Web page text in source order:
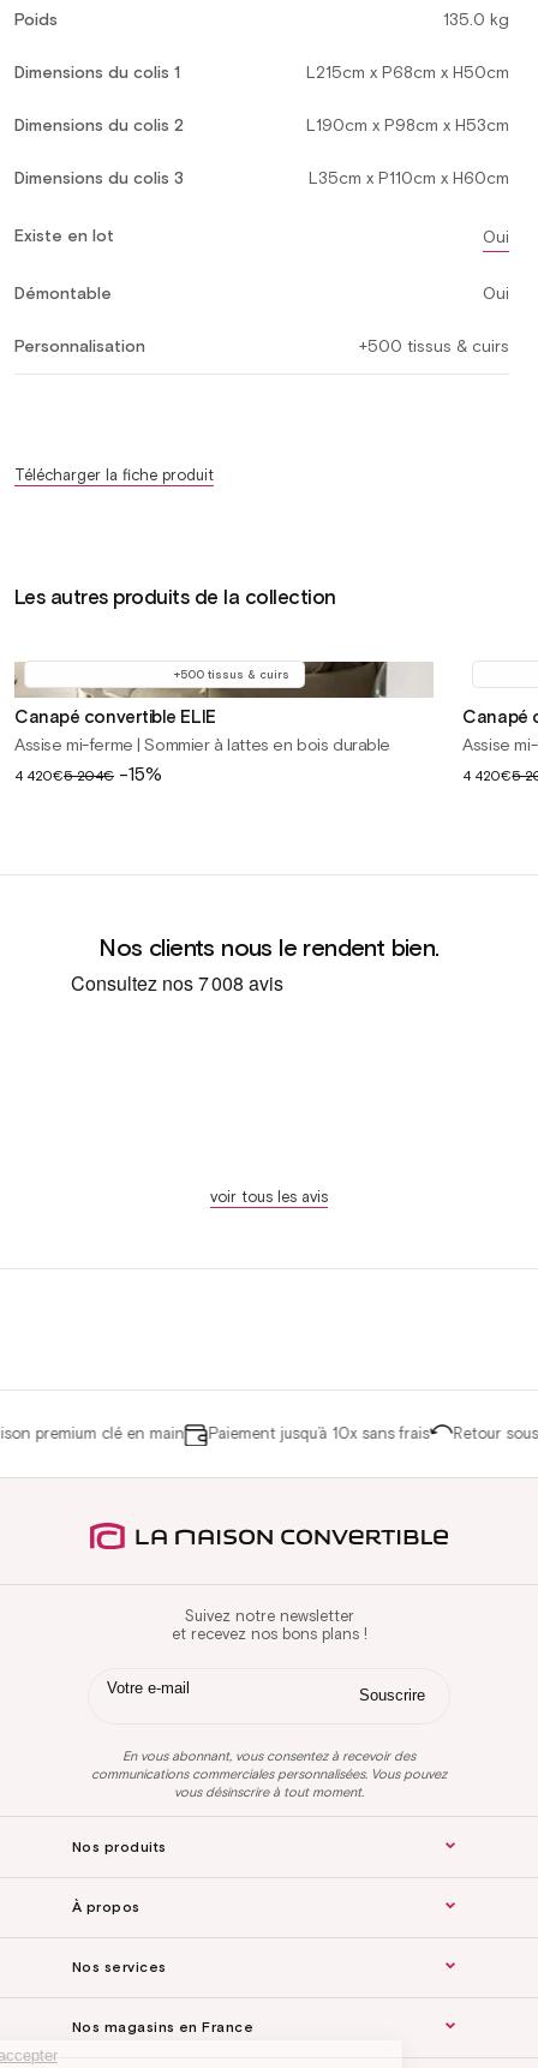
Continuer sans accepter
Poids 135.0 kg
Dimensions du colis 1 L215cm x P68cm x H50cm
Dimensions du colis 2 L190cm x P98cm x H53cm
Dimensions du colis 3 L35cm x P110cm x H60cm
Existe en lot Oui
Démontable Oui
Personnalisation +500 tissus & cuirs
Télécharger la fiche produit
Les autres produits de la collection
+500 tissus & cuirs
Canapé convertible ELIE
Assise mi-ferme | Sommier à lattes en bois durable
Prix
4 420€5 204€ -15%
Canapé
Assise
Prix
4 420€5
Nos clients nous le rendent bien.
voir tous les avis
premium clé en main Paiement jusqu’à 10x sans frais Retour sous
Suivez notre newsletter
et recevez nos bons plans !
En vous abonnant, vous consentez à recevoir des
communications commerciales personnalisées. Vous pouvez
vous désinscrire à tout moment.
Nos produits
À propos
Nos services
Nos magasins en France